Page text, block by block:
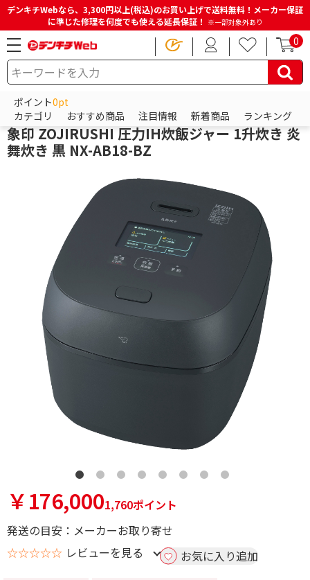
デンキチWebなら、3,300円以上(税込)のお買い上げで送料無料！メーカー保証
に準じた修理を何度でも使える延長保証！ ※一部対象外あり
0
ポイント0pt
カテゴリ
おすすめ商品 注目情報 新着商品 ランキング
HOME 商品一覧ページ キッチン・調理家電
象印
象印 ZOJIRUSHI 圧力IH炊飯ジャー 1升炊き 炎
舞炊き 黒 NX-AB18-BZ
￥176,0001,760ポイント
発送の目安：メーカーお取り寄せ
☆☆☆☆☆ レビューを見る お気に入り追加